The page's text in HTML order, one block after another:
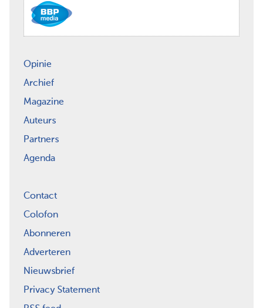
Opinie
Archief
Magazine
Auteurs
Partners
Agenda
Contact
Colofon
Abonneren
Adverteren
Nieuwsbrief
Privacy Statement